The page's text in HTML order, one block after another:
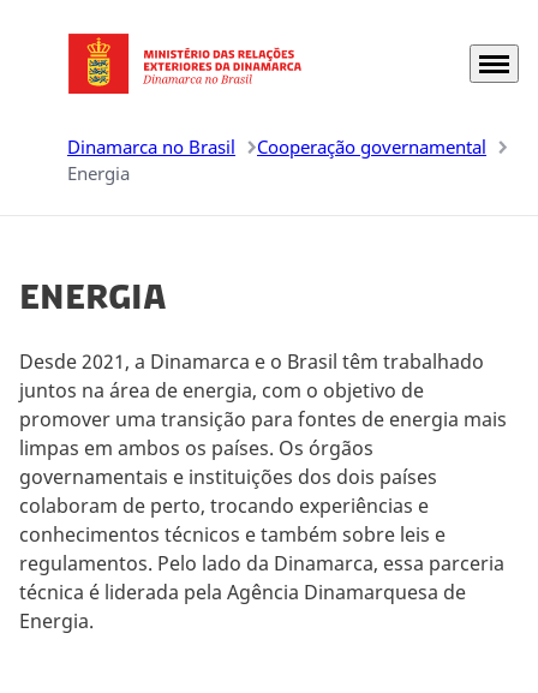
Ir para a página inicial Menu
Dinamarca no Brasil
Cooperação governamental
Energia
Energia
Desde 2021, a Dinamarca e o Brasil têm trabalhado
juntos na área de energia, com o objetivo de
promover uma transição para fontes de energia mais
limpas em ambos os países. Os órgãos
governamentais e instituições dos dois países
colaboram de perto, trocando experiências e
conhecimentos técnicos e também sobre leis e
regulamentos. Pelo lado da Dinamarca, essa parceria
técnica é liderada pela Agência Dinamarquesa de
Energia.